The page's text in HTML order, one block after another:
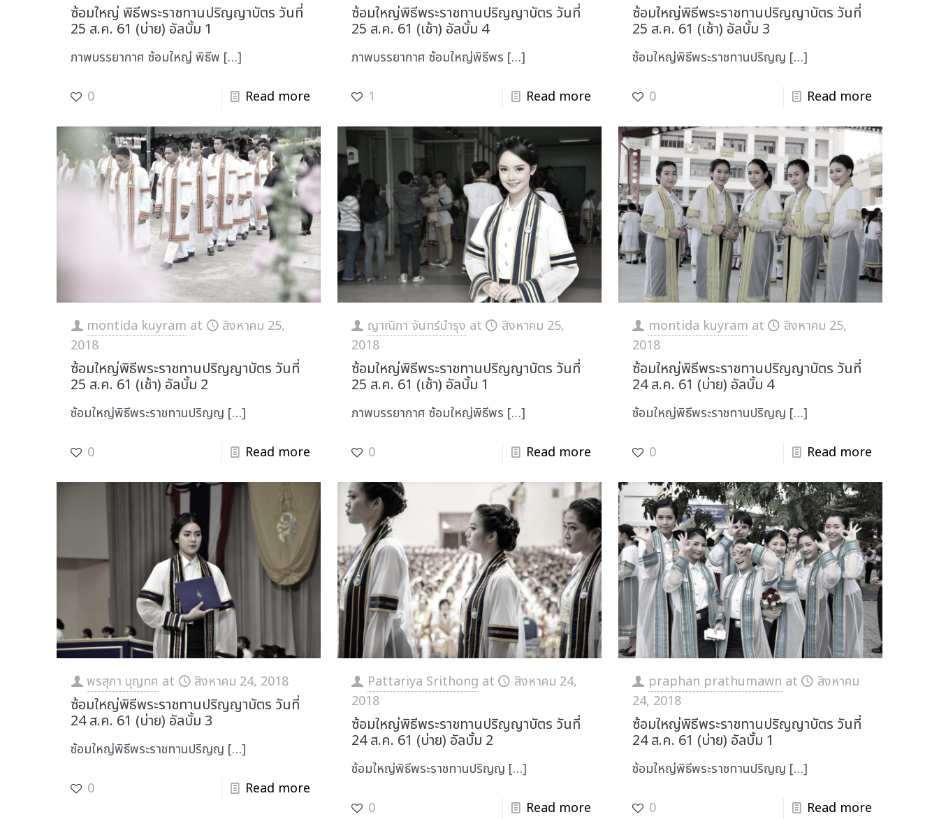
ซ้อมใหญ่ พิธีพระราชทานปริญญาบัตร วันที่
25 ส.ค. 61 (บ่าย) อัลบั้ม 1
ภาพบรรยากาศ ซ้อมใหญ่ พิธีพ […]
0 Read more
ซ้อมใหญ่พิธีพระราชทานปริญญาบัตร วันที่
25 ส.ค. 61 (เช้า) อัลบั้ม 4
ภาพบรรยากาศ ซ้อมใหญ่พิธีพร […]
1 Read more
ซ้อมใหญ่พิธีพระราชทานปริญญาบัตร วันที่
25 ส.ค. 61 (เช้า) อัลบั้ม 3
ซ้อมใหญ่พิธีพระราชทานปริญญ […]
0 Read more
montida kuyram at
สิงหาคม 25,
2018
ซ้อมใหญ่พิธีพระราชทานปริญญาบัตร วันที่
25 ส.ค. 61 (เช้า) อัลบั้ม 2
ซ้อมใหญ่พิธีพระราชทานปริญญ […]
0 Read more
ญาณิภา จันทร์บำรุง at
สิงหาคม 25,
2018
ซ้อมใหญ่พิธีพระราชทานปริญญาบัตร วันที่
25 ส.ค. 61 (เช้า) อัลบั้ม 1
ภาพบรรยากาศ ซ้อมใหญ่พิธีพร […]
0 Read more
montida kuyram at
สิงหาคม 25,
2018
ซ้อมใหญ่พิธีพระราชทานปริญญาบัตร วันที่
24 ส.ค. 61 (บ่าย) อัลบั้ม 4
ซ้อมใหญ่พิธีพระราชทานปริญญ […]
0 Read more
พรสุภา บุญทศ at สิงหาคม 24, 2018
ซ้อมใหญ่พิธีพระราชทานปริญญาบัตร วันที่
24 ส.ค. 61 (บ่าย) อัลบั้ม 3
ซ้อมใหญ่พิธีพระราชทานปริญญ […]
0 Read more
Pattariya Srithong at
สิงหาคม 24,
2018
ซ้อมใหญ่พิธีพระราชทานปริญญาบัตร วันที่
24 ส.ค. 61 (บ่าย) อัลบั้ม 2
ซ้อมใหญ่พิธีพระราชทานปริญญ […]
0 Read more
praphan prathumawn at
สิงหาคม
24, 2018
ซ้อมใหญ่พิธีพระราชทานปริญญาบัตร วันที่
24 ส.ค. 61 (บ่าย) อัลบั้ม 1
ซ้อมใหญ่พิธีพระราชทานปริญญ […]
0 Read more